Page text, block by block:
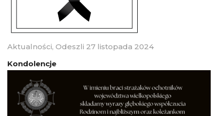
Aktualności, Odeszli 27 listopada 2024
Kondolencje